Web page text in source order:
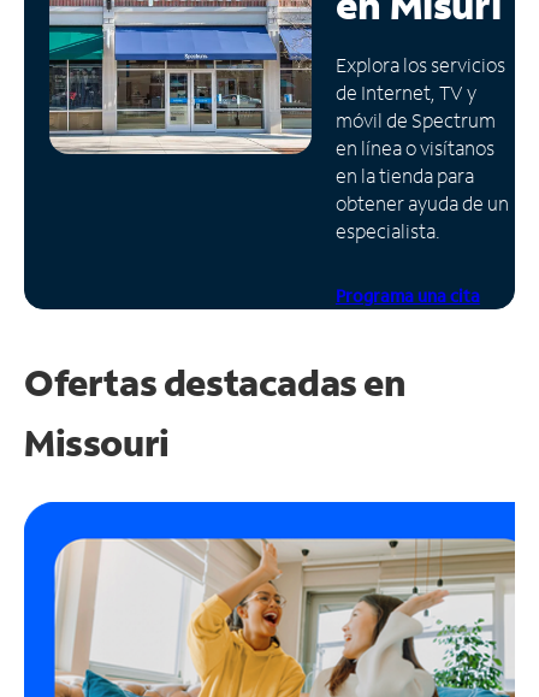
Administrar
cuenta
Encuentra
una
tienda
Explora los servicios
de Internet, TV y
móvil de Spectrum
en línea o visítanos
en la tienda para
obtener ayuda de un
especialista.
Programa una cita
Ofertas destacadas en
Missouri